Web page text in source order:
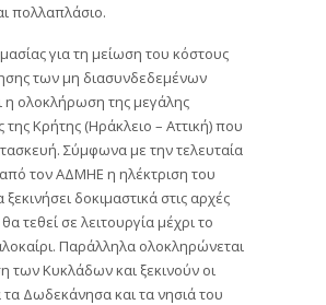
πολλαπλάσιο.
για τη μείωση του κόστους
των μη διασυνδεδεμένων
η ολοκλήρωση της μεγάλης
της Κρήτης (Ηράκλειο – Αττική) που
Σύμφωνα με την τελευταία
τον ΑΔΜΗΕ η ηλέκτριση του
δοκιμαστικά στις αρχές
τεθεί σε λειτουργία μέχρι το
Παράλληλα ολοκληρώνεται
των Κυκλάδων και ξεκινούν οι
τα Δωδεκάνησα και τα νησιά του